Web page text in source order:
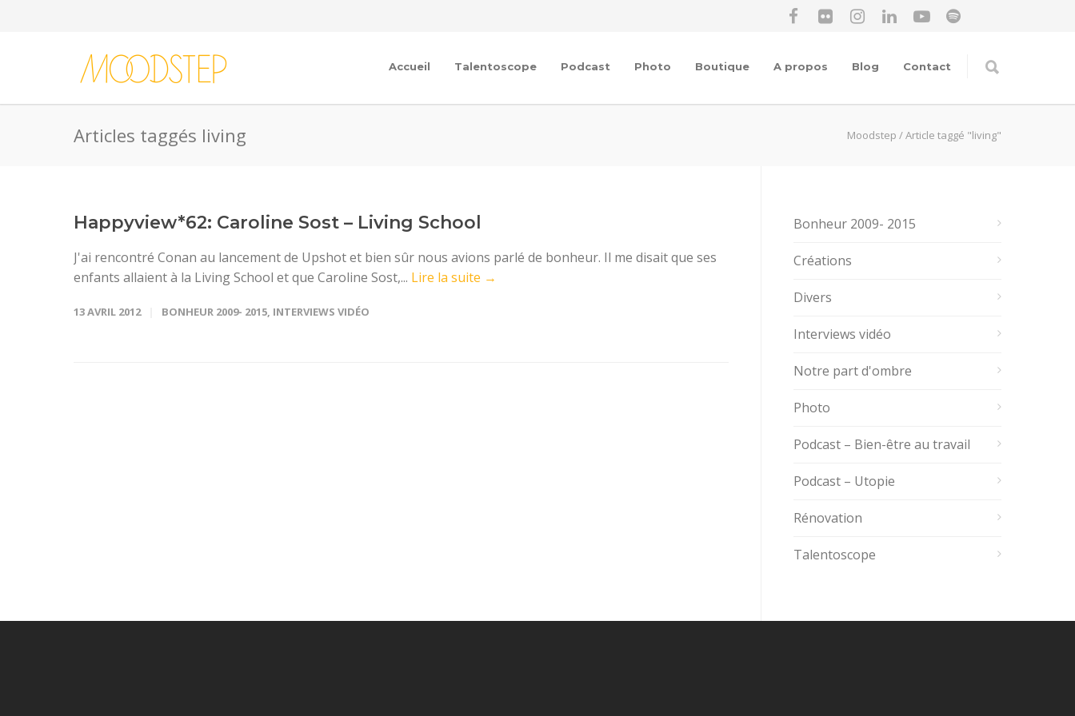
Accueil Talentoscope Podcast Photo Boutique A propos Blog Contact
Articles taggés living Moodstep /Article taggé "living"
Happyview*62: Caroline Sost – Living School
J'ai rencontré Conan au lancement de Upshot et bien sûr nous avions parlé de bonheur. Il me disait que ses
enfants allaient à la Living School et que Caroline Sost,... Lire la suite →
13 AVRIL 2012 BONHEUR 2009- 2015, INTERVIEWS VIDÉO
Bonheur 2009- 2015
Créations
Divers
Interviews vidéo
Notre part d'ombre
Photo
Podcast – Bien-être au travail
Podcast – Utopie
Rénovation
Talentoscope